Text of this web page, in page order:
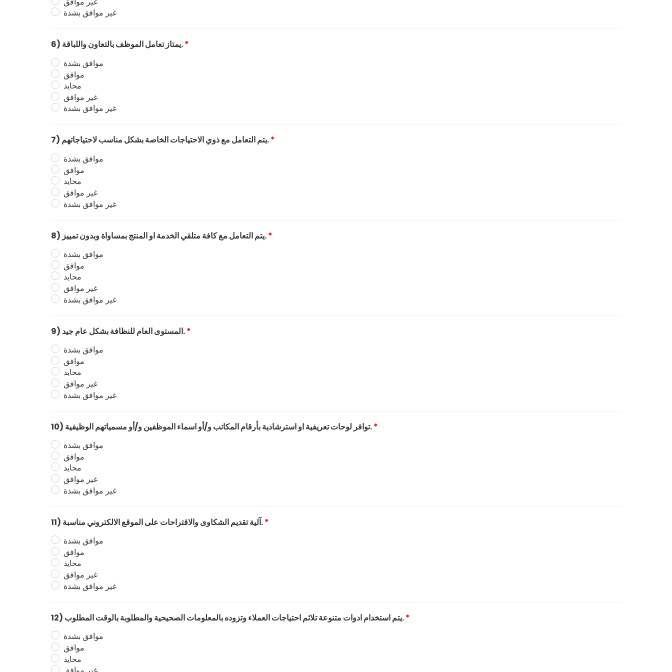
غير موافق بشدة
6) يمتاز تعامل الموظف بالتعاون واللباقة.*
موافق بشدة
موافق
محايد
غير موافق
غير موافق بشدة
7) يتم التعامل مع ذوي الاحتياجات الخاصة بشكل مناسب لاحتياجاتهم.*
موافق بشدة
موافق
محايد
غير موافق
غير موافق بشدة
8) يتم التعامل مع كافة متلقي الخدمة او المنتج بمساواة وبدون تمييز.*
موافق بشدة
موافق
محايد
غير موافق
غير موافق بشدة
9) المستوى العام للنظافة بشكل عام جيد.*
موافق بشدة
موافق
محايد
غير موافق
غير موافق بشدة
10) توافر لوحات تعريفية او استرشادية بأرقام المكاتب و/أو اسماء الموظفين و/أو مسمياتهم الوظيفية.*
موافق بشدة
موافق
محايد
غير موافق
غير موافق بشدة
11) آلية تقديم الشكاوى والاقتراحات على الموقع الالكتروني مناسبة.*
موافق بشدة
موافق
محايد
غير موافق
غير موافق بشدة
12) يتم استخدام ادوات متنوعة تلائم احتياجات العملاء وتزوده بالمعلومات الصحيحية والمطلوبة بالوقت المطلوب.*
موافق بشدة
موافق
محايد